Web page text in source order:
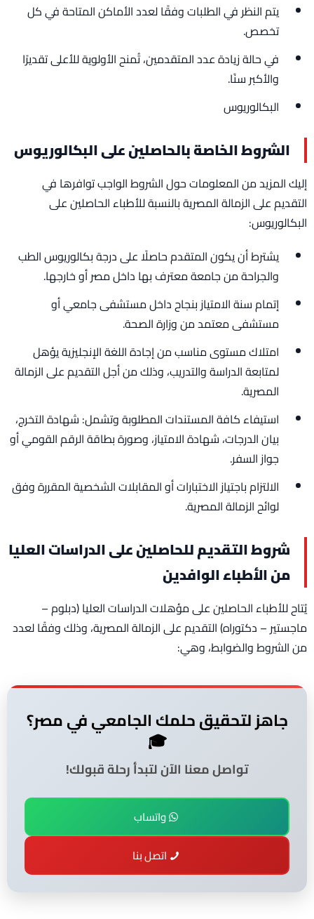
يتم النظر في الطلبات وفقًا لعدد الأماكن المتاحة في كل
تخصص.
في حالة زيادة عدد المتقدمين، تُمنح الأولوية للأعلى تقديرًا
والأكبر سنًا.
البكالوريوس
الشروط الخاصة بالحاصلين على البكالوريوس
إليك المزيد من المعلومات حول الشروط الواجب توافرها في
التقديم على الزمالة المصرية بالنسبة للأطباء الحاصلين على
البكالوريوس:
يشترط أن يكون المتقدم حاصلًا على درجة بكالوريوس الطب
والجراحة من جامعة معترف بها داخل مصر أو خارجها.
إتمام سنة الامتياز بنجاح داخل مستشفى جامعي أو
مستشفى معتمد من وزارة الصحة.
امتلاك مستوى مناسب من إجادة اللغة الإنجليزية يؤهل
لمتابعة الدراسة والتدريب، وذلك من أجل التقديم على الزمالة
المصرية.
استيفاء كافة المستندات المطلوبة وتشمل: شهادة التخرج،
بيان الدرجات، شهادة الامتياز، وصورة بطاقة الرقم القومي أو
جواز السفر.
الالتزام باجتياز الاختبارات أو المقابلات الشخصية المقررة وفق
لوائح الزمالة المصرية.
شروط التقديم للحاصلين على الدراسات العليا
من الأطباء الوافدين
يُتاح للأطباء الحاصلين على مؤهلات الدراسات العليا (دبلوم –
ماجستير – دكتوراه) التقديم على الزمالة المصرية، وذلك وفقًا لعدد
من الشروط والضوابط، وهي:
جاهز لتحقيق حلمك الجامعي في مصر؟
🎓
تواصل معنا الآن لتبدأ رحلة قبولك!
واتساب
اتصل بنا